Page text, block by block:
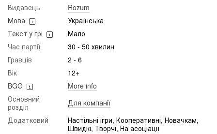
Видавець
Rozum
Мова
Українська
Текст у грі
Мало
Час партії
30 - 50 хвилин
Гравців
2 - 6
Вік
12+
BGG
More info
Основний
розділ
Для компанії
Додатковий
Настільні ігри, Кооперативні, Новачкам,
Швидкі, Творчі, На асоціації